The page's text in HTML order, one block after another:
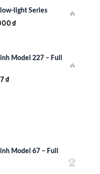
₫.là:
14.000.000 ₫.
light Series
₫.
₫
là:
🔥
Model 227 – Full
₫
🔥
Model 67 – Full
🏆